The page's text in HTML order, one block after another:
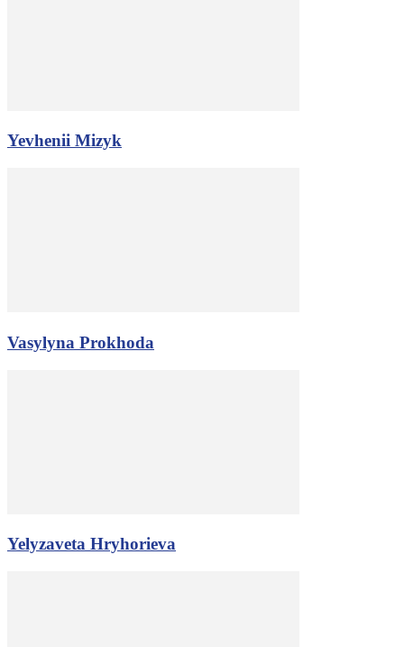
Yevhenii Mizyk
Vasylyna Prokhoda
Yelyzaveta Hryhorieva